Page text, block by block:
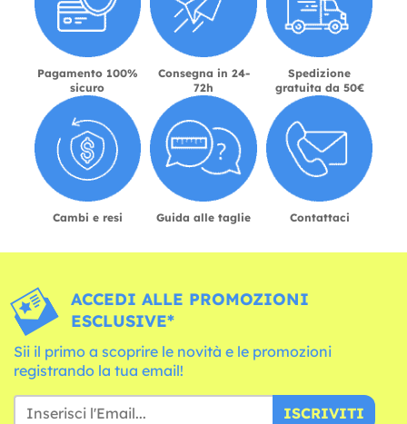
Pagamento 100%
sicuro
Consegna in 24-
72h
Spedizione
gratuita da 50€
Cambi e resi Guida alle taglie Contattaci
ACCEDI ALLE PROMOZIONI
ESCLUSIVE*
Sii il primo a scoprire le novità e le promozioni
registrando la tua email!
ISCRIVITI